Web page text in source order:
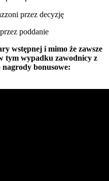
przez decyzję
poddanie
wstępnej i mimo że zawsze
tym wypadku zawodnicy z
nagrody bonusowe: